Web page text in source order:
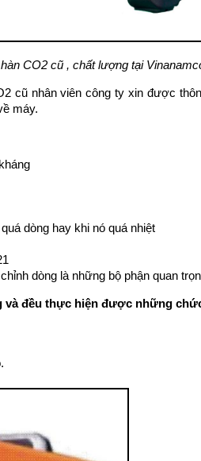
CO2 cũ , chất lượng tại
cũ nhân viên công ty xin được
máy.
dòng hay khi nó quá nhiệt
dòng là những bộ phận quan
và đều thực hiện được những